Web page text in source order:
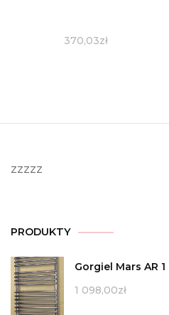
370,03zł
zzzzz
PRODUKTY
Gorgiel Mars AR
1 098,00zł